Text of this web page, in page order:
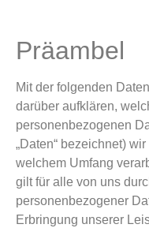
Präambel
Mit der folgenden
darüber aufklären,
personenbezogenen
„Daten“ bezeichnet)
welchem Umfang
gilt für alle von uns
personenbezogener
Erbringung unserer